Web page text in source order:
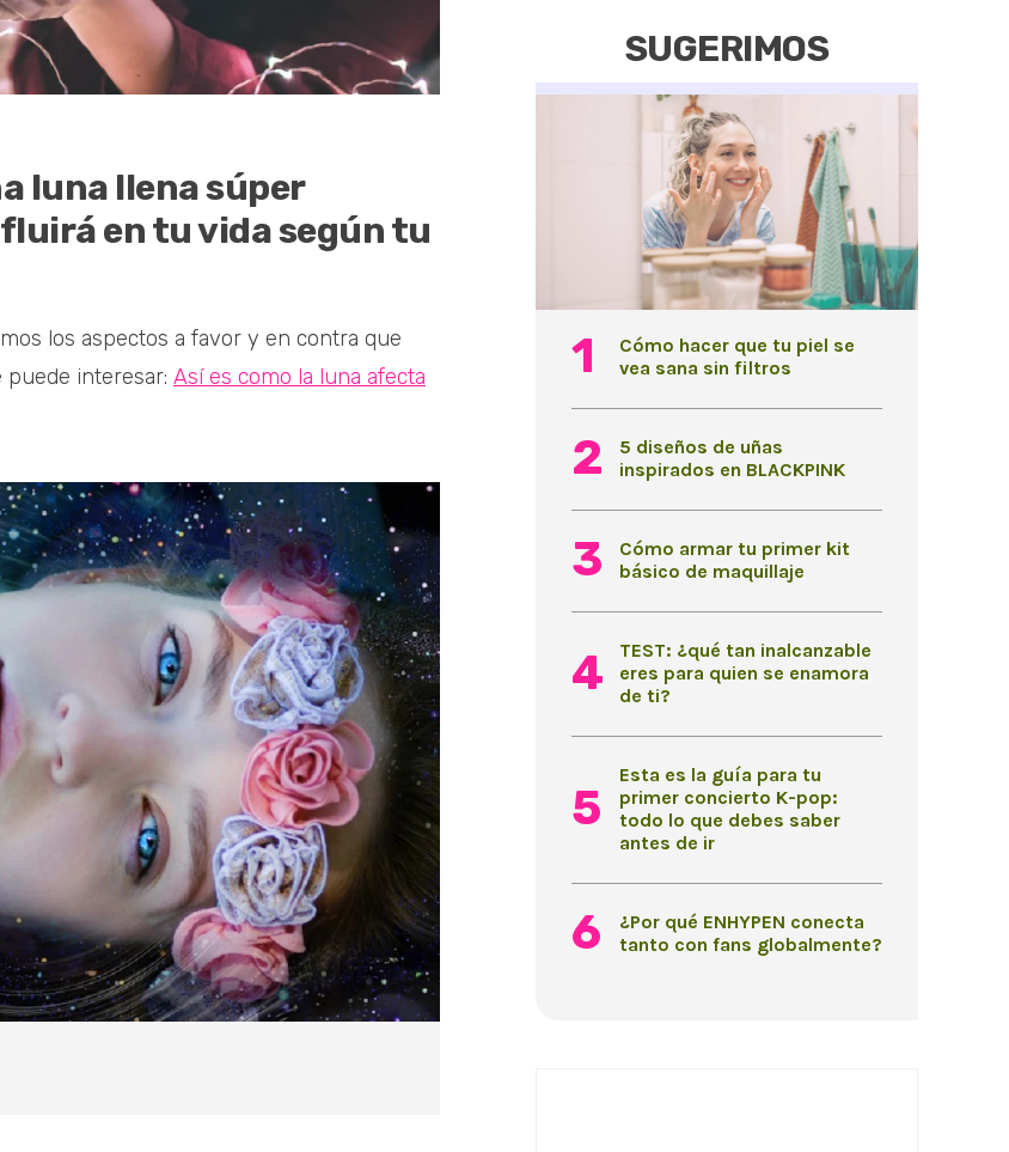
luna llena súper
en tu vida según tu
los aspectos a favor y en contra que
puede interesar: Así es como la luna afecta
SUGERIMOS
Cómo hacer que tu piel se
vea sana sin filtros
5 diseños de uñas
inspirados en BLACKPINK
Cómo armar tu primer kit
básico de maquillaje
TEST: ¿qué tan inalcanzable
eres para quien se enamora
de ti?
Esta es la guía para tu
primer concierto K-pop:
todo lo que debes saber
antes de ir
¿Por qué ENHYPEN conecta
tanto con fans globalmente?